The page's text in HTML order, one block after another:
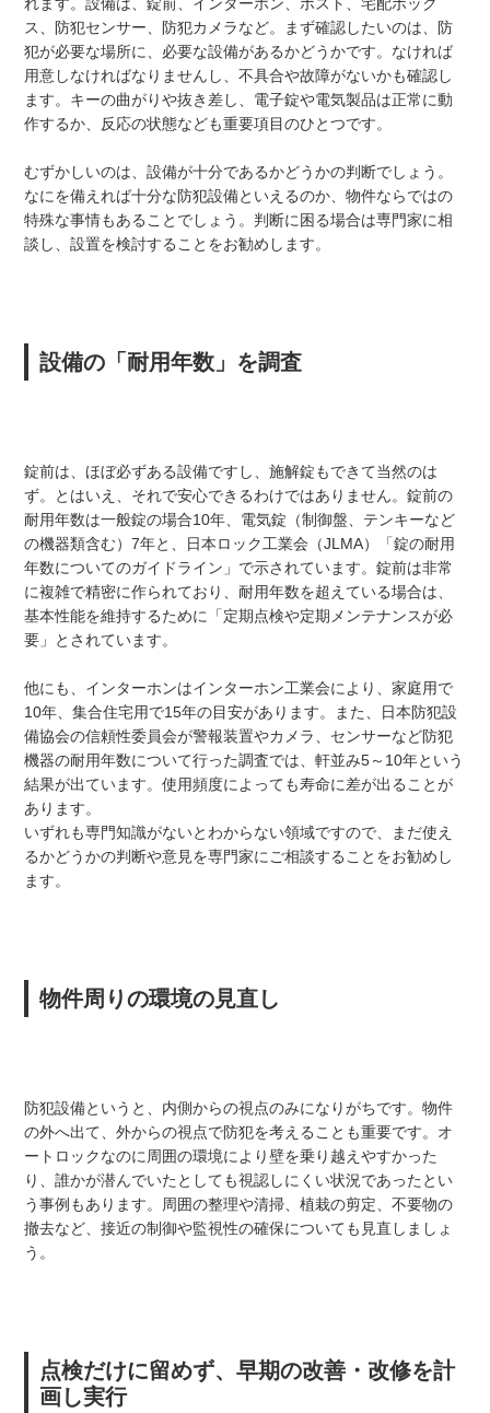
ス、防犯センサー、防犯カメラなど。まず確認したいのは、防
犯が必要な場所に、必要な設備があるかどうかです。なければ
用意しなければなりませんし、不具合や故障がないかも確認し
ます。キーの曲がりや抜き差し、電子錠や電気製品は正常に動
作するか、反応の状態なども重要項目のひとつです。
むずかしいのは、設備が十分であるかどうかの判断でしょう。
なにを備えれば十分な防犯設備といえるのか、物件ならではの
特殊な事情もあることでしょう。判断に困る場合は専門家に相
談し、設置を検討することをお勧めします。
設備の「耐用年数」を調査
錠前は、ほぼ必ずある設備ですし、施解錠もできて当然のは
ず。とはいえ、それで安心できるわけではありません。錠前の
耐用年数は一般錠の場合10年、電気錠（制御盤、テンキーなど
の機器類含む）7年と、日本ロック工業会（JLMA）「錠の耐用
年数についてのガイドライン」で示されています。錠前は非常
に複雑で精密に作られており、耐用年数を超えている場合は、
基本性能を維持するために「定期点検や定期メンテナンスが必
要」とされています。
他にも、インターホンはインターホン工業会により、家庭用で
10年、集合住宅用で15年の目安があります。また、日本防犯設
備協会の信頼性委員会が警報装置やカメラ、センサーなど防犯
機器の耐用年数について行った調査では、軒並み5～10年という
結果が出ています。使用頻度によっても寿命に差が出ることが
あります。
いずれも専門知識がないとわからない領域ですので、まだ使え
るかどうかの判断や意見を専門家にご相談することをお勧めし
ます。
物件周りの環境の見直し
防犯設備というと、内側からの視点のみになりがちです。物件
の外へ出て、外からの視点で防犯を考えることも重要です。オ
ートロックなのに周囲の環境により壁を乗り越えやすかった
り、誰かが潜んでいたとしても視認しにくい状況であったとい
う事例もあります。周囲の整理や清掃、植栽の剪定、不要物の
撤去など、接近の制御や監視性の確保についても見直しましょ
う。
点検だけに留めず、早期の改善・改修を計
画し実行